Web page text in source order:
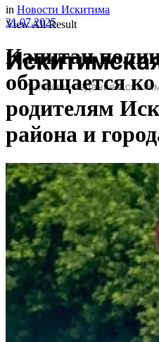
View All Result
in Новости Искитима
31.07.2025
Капитан
обращается
родителям
района и